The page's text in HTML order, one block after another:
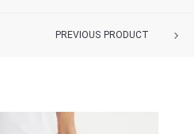
PREVIOUS PRODUCT